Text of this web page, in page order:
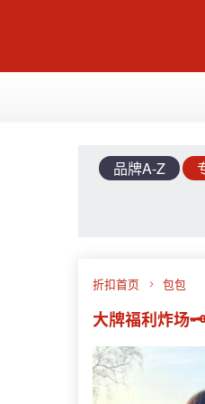
品牌A-Z
折扣首页 包包
大牌福利炸场